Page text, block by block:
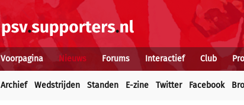
Voorpagina Nieuws Forums Interactief Club
Archief Wedstrijden Standen E-zine Twitter Facebook